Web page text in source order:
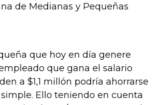
de Medianas y Pequeñas
que hoy en día genere
que gana el salario
a $1,1 millón podría ahorrarse
Ello teniendo en cuenta